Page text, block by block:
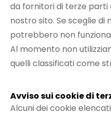
da fornitori di terze parti
nostro sito. Se sceglie di
potrebbero non
Al momento non
quelli classificati come
Avviso sui cookie di
Alcuni dei cookie